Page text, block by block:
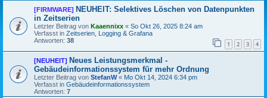
[FIRMWARE] NEUHEIT: Selektives Löschen von Datenpunkten
in Zeitserien
Letzter Beitrag von Kaaennixx « So Okt 26, 2025 8:24 am
Verfasst in Zeitserien, Logging & Grafana
Antworten: 38 1 2 3 4
[NEUHEIT] Neues Leistungsmerkmal -
Gebäudeinformationssystem für mehr Ordnung
Letzter Beitrag von StefanW« Mo Okt 14, 2024 6:34 pm
Verfasst in Gebäudeinformationssystem
Antworten: 7